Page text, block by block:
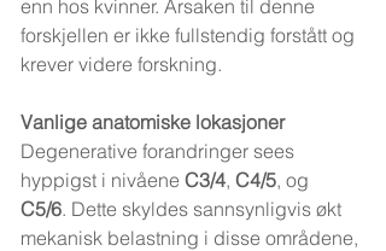
enn hos kvinner. Årsaken til denne
forskjellen er ikke fullstendig forstått og
krever videre forskning.
Vanlige anatomiske lokasjoner
Degenerative forandringer sees
hyppigst i nivåene C3/4, C4/5, og
C5/6. Dette skyldes sannsynligvis økt
mekanisk belastning i disse områdene,